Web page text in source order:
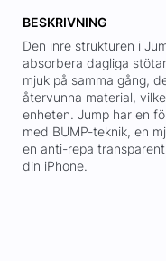
BESKRIVNING
Den inre strukturen i
absorbera dagliga
mjuk på samma gång,
återvunna material,
enheten. Jump har en
med BUMP-teknik, en
en anti-repa
din iPhone.